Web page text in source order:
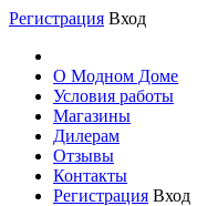
Регистрация Вход
О Модном Доме
Условия работы
Магазины
Дилерам
Отзывы
Контакты
Регистрация Вход